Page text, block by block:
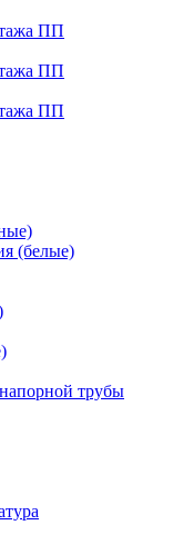
ПП
ПП
ПП
(белые)
трубы